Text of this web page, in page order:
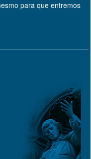
para que entremos